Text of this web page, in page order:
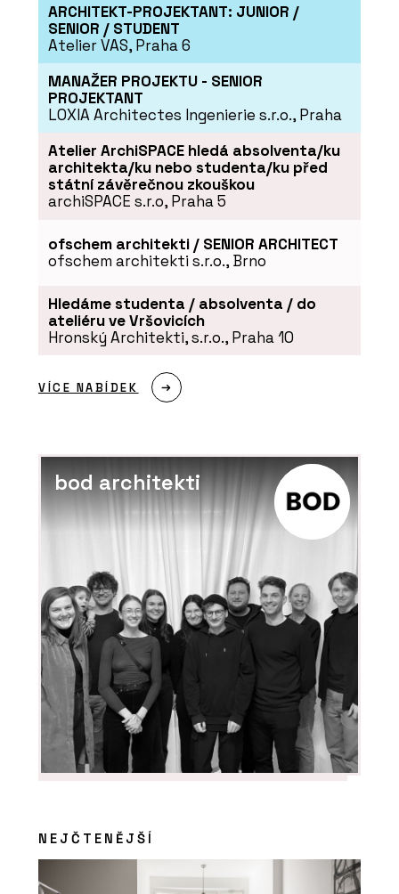
ARCHITEKT-PROJEKTANT: JUNIOR /
SENIOR / STUDENT
Atelier VAS, Praha 6
MANAŽER PROJEKTU - SENIOR
PROJEKTANT
LOXIA Architectes Ingenierie s.r.o., Praha
Atelier ArchiSPACE hledá absolventa/ku
architekta/ku nebo studenta/ku před
státní závěrečnou zkouškou
archiSPACE s.r.o, Praha 5
ofschem architekti / SENIOR ARCHITECT
ofschem architekti s.r.o., Brno
Hledáme studenta / absolventa / do
ateliéru ve Vršovicích
Hronský Architekti, s.r.o., Praha 10
VÍCE NABÍDEK
bod architekti
NEJČTENĚJŠÍ